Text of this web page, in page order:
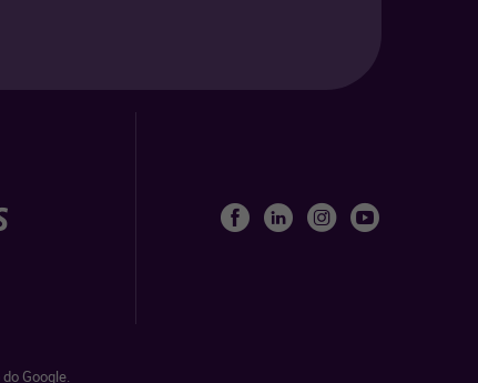
Google.